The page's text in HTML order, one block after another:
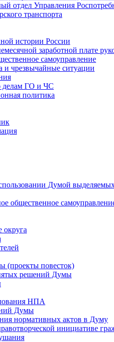
отдел Управления
транспорта
истории России
заработной плате
самоуправление
и чрезвычайные ситуации
делам ГО и ЧС
политика
Думой
общественное
округа
(проекты повесток)
решений Думы
НПА
Думы
нормативных актов в Думу
инициативе